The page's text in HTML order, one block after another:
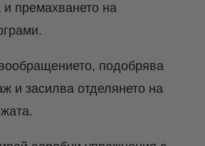
и премахването на
подобрява
и засилва отделянето на